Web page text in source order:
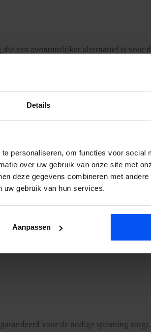
Details
personaliseren, om functies voor social
over uw gebruik van onze site met
deze gegevens combineren met
uw gebruik van hun services.
Aanpassen
een avontuurlijker alternatief is voor
voor groepen die een outdoor
dat je in Maastricht stad niet
die je nergens anders in Nederland
setting geeft het spel een episch
en bosranden met onze
dat elke investering in opbouwtijd
voor de nodige spanning